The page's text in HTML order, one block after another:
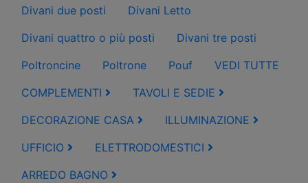
Divani due posti
Divani Letto
Divani quattro o più posti
Divani tre posti
Poltroncine
Poltrone Pouf
VEDI TUTTE
COMPLEMENTI
TAVOLI E SEDIE
DECORAZIONE CASA
ILLUMINAZIONE
UFFICIO
ELETTRODOMESTICI
ARREDO BAGNO